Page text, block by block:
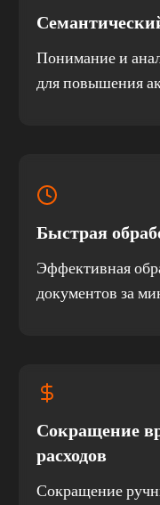
Понимание и
для повышения
Быстрая
Эффективная
документов за
Сокращение
расходов
Сокращение